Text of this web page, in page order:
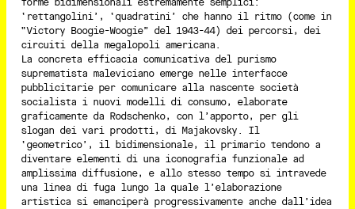
forme bidimensionali estremamente semplici:
‘rettangolini’, ‘quadratini’ che hanno il ritmo (come in
“Victory Boogie-Woogie” del 1943-44) dei percorsi, dei
circuiti della megalopoli americana.
La concreta efficacia comunicativa del purismo
suprematista maleviciano emerge nelle interfacce
pubblicitarie per comunicare alla nascente società
socialista i nuovi modelli di consumo, elaborate
graficamente da Rodschenko, con l’apporto, per gli
slogan dei vari prodotti, di Majakovsky. Il
‘geometrico’, il bidimensionale, il primario tendono a
diventare elementi di una iconografia funzionale ad
amplissima diffusione, e allo stesso tempo si intravede
una linea di fuga lungo la quale l’elaborazione
artistica si emanciperà progressivamente anche dall’idea